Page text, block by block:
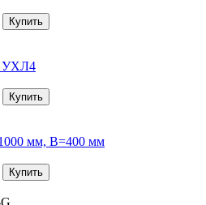
УХЛ4
мм, В=400 мм